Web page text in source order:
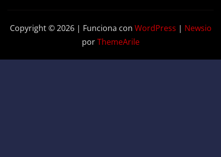
Copyright © 2026 | Funciona con WordPress | Newsio
porThemeArile